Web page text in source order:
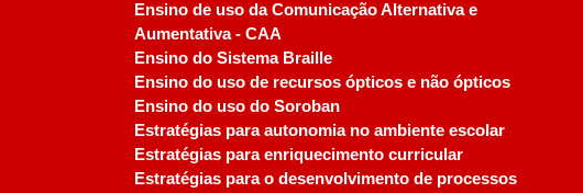
Ensino de uso da Comunicação Alternativa e
Aumentativa - CAA
Ensino do Sistema Braille
Ensino do uso de recursos ópticos e não ópticos
Ensino do uso do Soroban
Estratégias para autonomia no ambiente escolar
Estratégias para enriquecimento curricular
Estratégias para o desenvolvimento de processos